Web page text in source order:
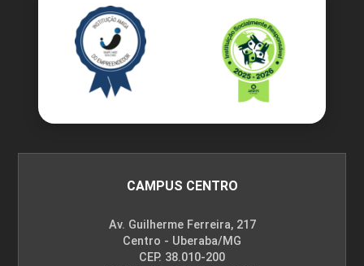
FUNDAMENTOS DE ENGENHARIA
GESTÃO DA CADEIA DE SUPRIMENTOS
CAMPUS CENTRO
Av. Guilherme Ferreira, 217
Centro - Uberaba/MG
CEP. 38.010-200